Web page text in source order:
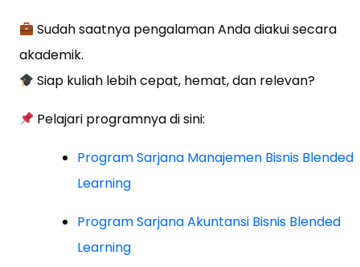
Sudah saatnya pengalaman Anda diakui secara
akademik.
Siap kuliah lebih cepat, hemat, dan relevan?
Pelajari programnya di sini:
Program Sarjana Manajemen Bisnis Blended
Learning
Program Sarjana Akuntansi Bisnis Blended
Learning